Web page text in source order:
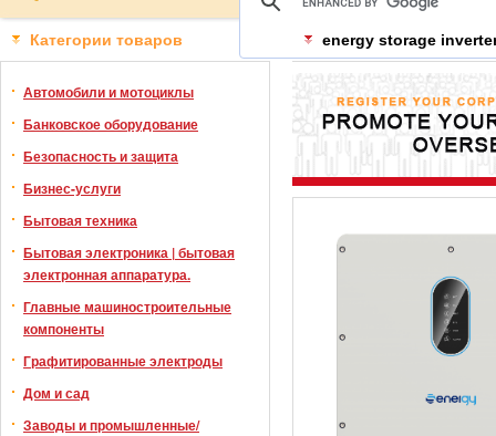
Категории товаров
Автомобили и мотоциклы
Банковское оборудование
Безопасность и защита
Бизнес-услуги
Бытовая техника
Бытовая электроника | бытовая
электронная аппаратура.
Главные машиностроительные
компоненты
Графитированные электроды
Дом и сад
Заводы и промышленные/
energy storage